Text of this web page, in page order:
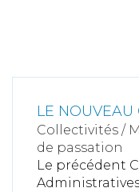
LE NOUVEAU
Collectivités /
de passation
Le précédent